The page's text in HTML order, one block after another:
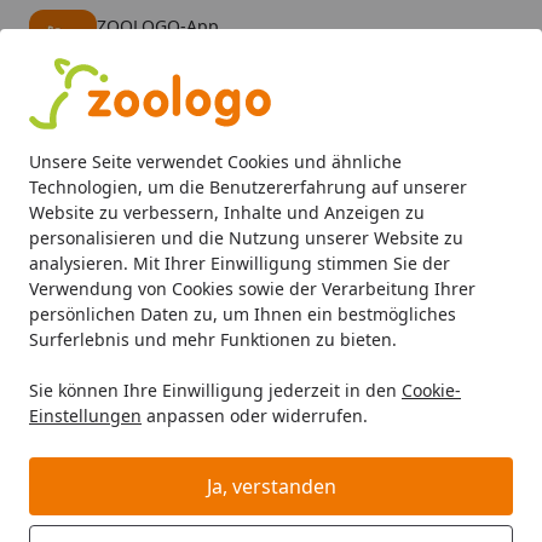
Unsere Seite verwendet Cookies und ähnliche
Technologien, um die Benutzererfahrung auf unserer
Website zu verbessern, Inhalte und Anzeigen zu
personalisieren und die Nutzung unserer Website zu
analysieren. Mit Ihrer Einwilligung stimmen Sie der
Verwendung von Cookies sowie der Verarbeitung Ihrer
persönlichen Daten zu, um Ihnen ein bestmögliches
Surferlebnis und mehr Funktionen zu bieten.
Sie können Ihre Einwilligung jederzeit in den Cookie-
Einstellungen anpassen oder widerrufen.
Ja, verstanden
ZOOLOGO-App
Alle Produkte
Mein Konto
Suchen
Startseite
Aquaristik Aquarientechnik CO2 Anlagen Chihiros
Chihiros CO2 Schlauch PRO
4mm/6mm (2 m)